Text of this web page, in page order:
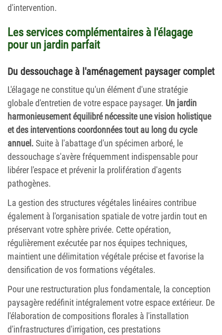
d'intervention.
Les services complémentaires à l'élagage
pour un jardin parfait
Du dessouchage à l'aménagement paysager complet
L'élagage ne constitue qu'un élément d'une stratégie
globale d'entretien de votre espace paysager. Un jardin
harmonieusement équilibré nécessite une vision holistique
et des interventions coordonnées tout au long du cycle
annuel. Suite à l'abattage d'un spécimen arboré, le
dessouchage s'avère fréquemment indispensable pour
libérer l'espace et prévenir la prolifération d'agents
pathogènes.
La gestion des structures végétales linéaires contribue
également à l'organisation spatiale de votre jardin tout en
préservant votre sphère privée. Cette opération,
régulièrement exécutée par nos équipes techniques,
maintient une délimitation végétale précise et favorise la
densification de vos formations végétales.
Pour une restructuration plus fondamentale, la conception
paysagère redéfinit intégralement votre espace extérieur. De
l'élaboration de compositions florales à l'installation
d'infrastructures d'irrigation, ces prestations